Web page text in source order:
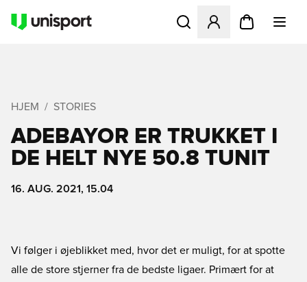
Åbner en Modal til at
HJEM STORIES
ADEBAYOR ER TRUKKET I
DE HELT NYE 50.8 TUNIT
16. AUG. 2021, 15.04
Vi følger i øjeblikket med, hvor det er muligt, for at spotte
alle de store stjerner fra de bedste ligaer. Primært for at